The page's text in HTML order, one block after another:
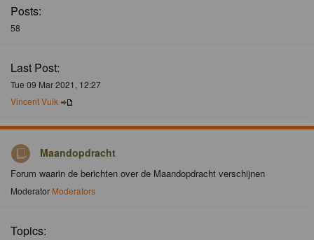
Posts:
58
Last Post:
Tue 09 Mar 2021, 12:27
Vincent Vuik
Maandopdracht
Forum waarin de berichten over de Maandopdracht verschijnen
Moderator Moderators
Topics: